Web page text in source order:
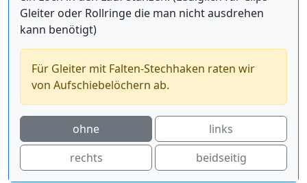
Gleiter oder Rollringe die man nicht ausdrehen
kann benötigt)
Für Gleiter mit Falten-Stechhaken raten wir
von Aufschiebelöchern ab.
ohne
links
rechts
beidseitig